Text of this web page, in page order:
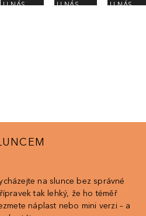
U NÁS
U NÁS
U NÁS
na slunce bez správné
tak lehký, že ho téměř
náplast nebo mini verzi – a